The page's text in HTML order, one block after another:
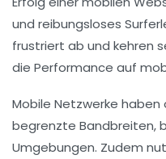
und reibungsloses
frustriert ab und kehren
die Performance auf
Mobile Netzwerke
begrenzte Bandbreiten,
Umgebungen. Zudem